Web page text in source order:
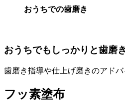
おうちでの歯磨き
おうちでもしっかりと歯磨
歯磨き指導や仕上げ磨きのアド
フッ素塗布